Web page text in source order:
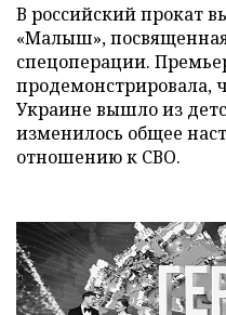
В российский прокат
«Малыш»,
спецоперации.
продемонстрировала,
Украине вышло из
изменилось общее
отношению к СВО.